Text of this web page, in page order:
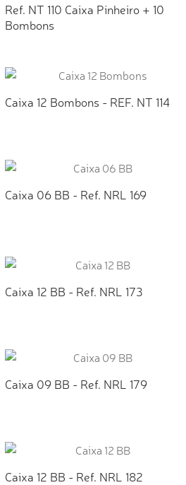
Ref. NT 110 Caixa Pinheiro + 10
Bombons
Caixa 12 Bombons - REF. NT 114
Caixa 06 BB - Ref. NRL 169
Caixa 12 BB - Ref. NRL 173
Caixa 09 BB - Ref. NRL 179
Caixa 12 BB - Ref. NRL 182